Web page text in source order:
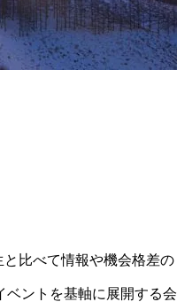
比べて情報や機会格差の
ベントを基軸に展開する会